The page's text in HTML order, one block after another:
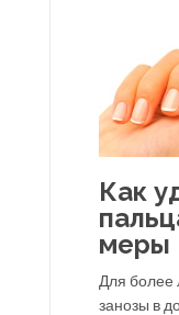
Как
меры
Для более
занозы в